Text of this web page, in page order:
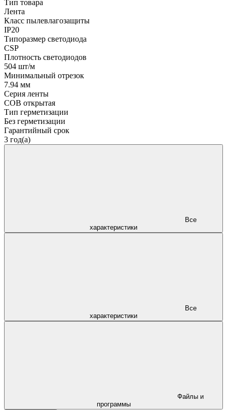
Тип товара
Лента
Класс пылевлагозащиты
IP20
Типоразмер светодиода
CSP
Плотность светодиодов
504 шт/м
Минимальный отрезок
7.94 мм
Серия ленты
COB открытая
Тип герметизации
Без герметизации
Гарантийный срок
3 год(а)
характеристики
характеристики
программы